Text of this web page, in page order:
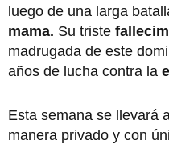
luego de una larga
mama. Su triste
madrugada de este
años de lucha contra la
Esta semana se llevará
manera privado y con